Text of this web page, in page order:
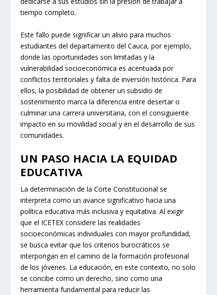
tiempo completo.
Este fallo puede significar un alivio para muchos
estudiantes del departamento del Cauca, por ejemplo,
donde las oportunidades son limitadas y la
vulnerabilidad socioeconómica es acentuada por
conflictos territoriales y falta de inversión histórica. Para
ellos, la posibilidad de obtener un subsidio de
sostenimiento marca la diferencia entre desertar o
culminar una carrera universitaria, con el consiguiente
impacto en su movilidad social y en el desarrollo de sus
comunidades.
UN PASO HACIA LA EQUIDAD
EDUCATIVA
La determinación de la Corte Constitucional se
interpreta como un avance significativo hacia una
política educativa más inclusiva y equitativa. Al exigir
que el ICETEX considere las realidades
socioeconómicas individuales con mayor profundidad,
se busca evitar que los criterios burocráticos se
interpongan en el camino de la formación profesional
de los jóvenes. La educación, en este contexto, no solo
se concibe como un derecho, sino como una
herramienta fundamental para reducir las